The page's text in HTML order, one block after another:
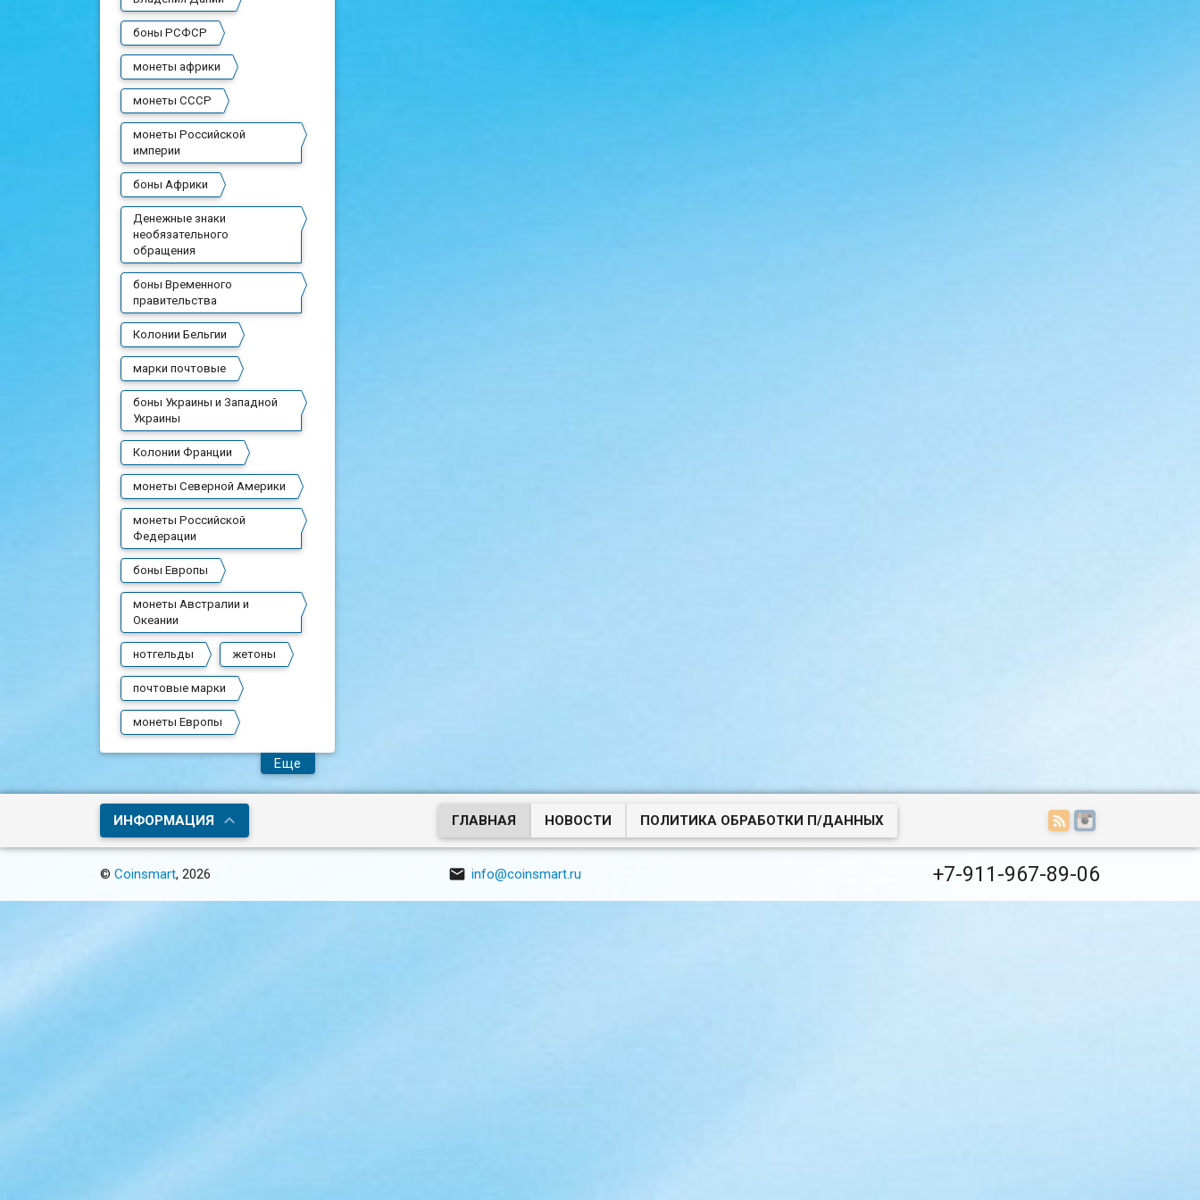
боны РСФСР
монеты африки
монеты СССР
монеты Российской
империи
боны Африки
Денежные знаки
необязательного
обращения
боны Временного
правительства
Колонии Бельгии
марки почтовые
боны Украины и Западной
Украины
Колонии Франции
монеты Северной Америки
монеты Российской
Федерации
боны Европы
монеты Австралии и
Океании
нотгельды жетоны
почтовые марки
монеты Европы
Еще
ИНФОРМАЦИЯ ГЛАВНАЯ НОВОСТИ ПОЛИТИКА ОБРАБОТКИ П/ДАННЫХ
©Coinsmart, 2026  info@coinsmart.ru +7-911-967-89-06